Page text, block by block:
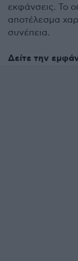
εκφάνσεις. Το
αποτέλεσμα
συνέπεια.
Δείτε την